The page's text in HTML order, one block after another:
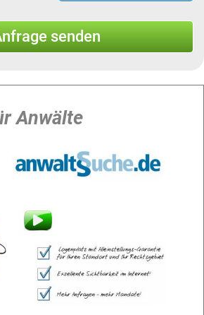
Anwälte